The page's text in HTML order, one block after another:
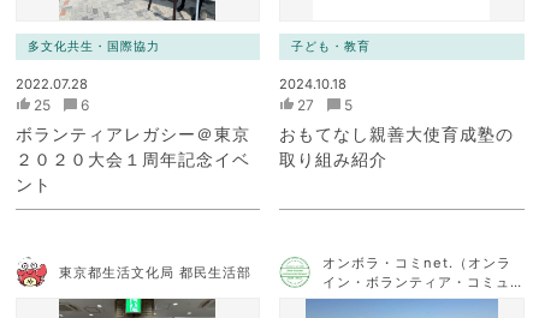
多文化共生・国際協力
2022.07.28
25 6
ボランティアレガシー＠東京
２０２０大会１周年記念イベ
ント
子ども・教育
2024.10.18
27 5
おもてなし親善大使育成塾の
取り組み紹介
東京都生活文化局 都民生活部
オンボラ・コミnet.（オンラ
イン・ボランティア・コミュ
ニケーション・ネットワー